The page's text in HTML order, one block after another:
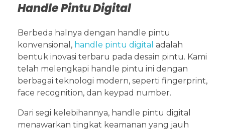
Handle Pintu Digital
Berbeda halnya dengan handle pintu
konvensional, handle pintu digital adalah
bentuk inovasi terbaru pada desain pintu. Kami
telah melengkapi handle pintu ini dengan
berbagai teknologi modern, seperti fingerprint,
face recognition, dan keypad number.
Dari segi kelebihannya, handle pintu digital
menawarkan tingkat keamanan yang jauh